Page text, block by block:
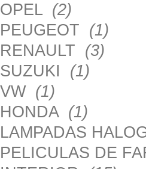
OPEL (2)
PEUGEOT (1)
RENAULT (3)
SUZUKI (1)
VW (1)
HONDA (1)
LAMPADAS
PELICULAS DE